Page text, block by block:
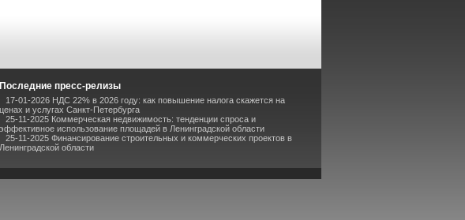
Последние пресс-релизы
17-01-2026 НДС 22% в 2026 году: как повышение налога скажется на
ценах и услугах Санкт-Петербурга
25-11-2025 Коммерческая недвижимость: тенденции спроса и
эффективное использование площадей в Ленинградской области
25-11-2025 Финансирование строительных и коммерческих проектов в
Ленинградской области